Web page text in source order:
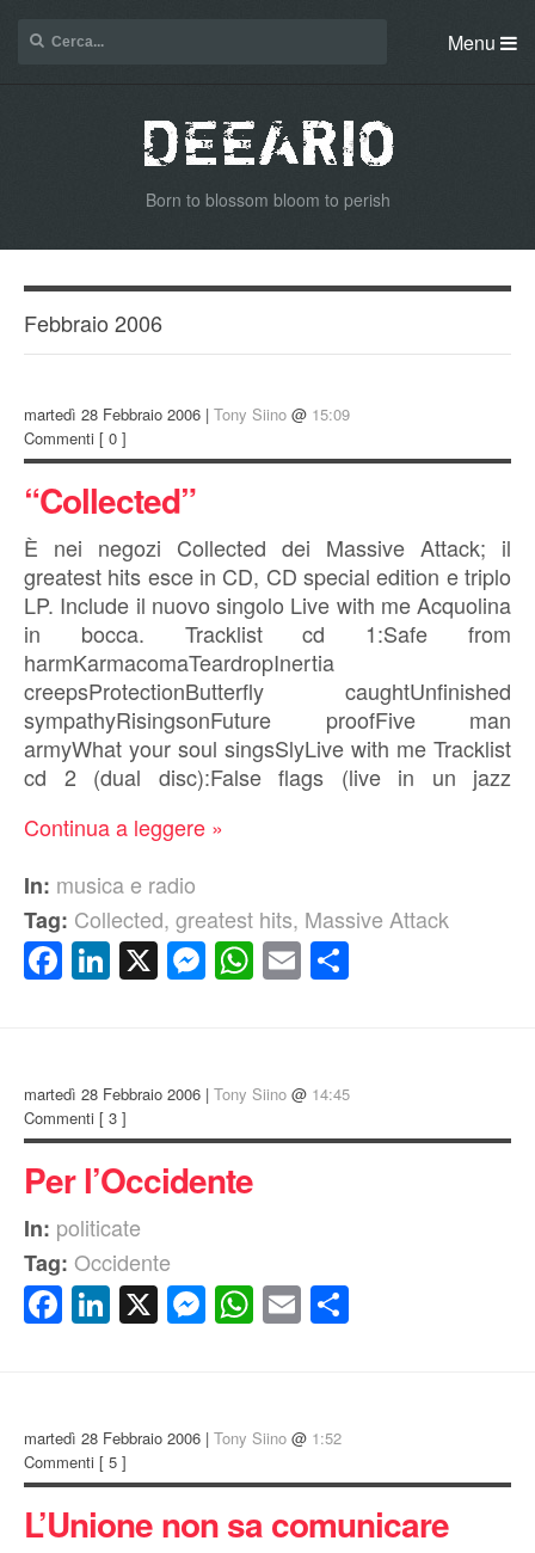
Menu
Born to blossom bloom to perish
Febbraio 2006
martedì 28 Febbraio 2006 | Tony Siino @ 15:09
Commenti [ 0 ]
“Collected”
È nei negozi Collected dei Massive Attack; il
greatest hits esce in CD, CD special edition e triplo
LP. Include il nuovo singolo Live with me Acquolina
in bocca. Tracklist cd 1:Safe from
harmKarmacomaTeardropInertia
creepsProtectionButterfly caughtUnfinished
sympathyRisingsonFuture proofFive man
armyWhat your soul singsSlyLive with me Tracklist
cd 2 (dual disc):False flags (live in un jazz
Continua a leggere »
In: musica e radio
Tag: Collected, greatest hits, Massive Attack
Facebook
LinkedIn
X Messenger
WhatsApp
Email
martedì 28 Febbraio 2006 | Tony Siino @ 14:45
Commenti [ 3 ]
Per l’Occidente
In: politicate
Tag: Occidente
Facebook
LinkedIn
X Messenger
WhatsApp
Email
martedì 28 Febbraio 2006 | Tony Siino @ 1:52
Commenti [ 5 ]
L’Unione non sa comunicare